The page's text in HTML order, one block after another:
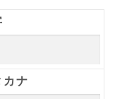
カナ